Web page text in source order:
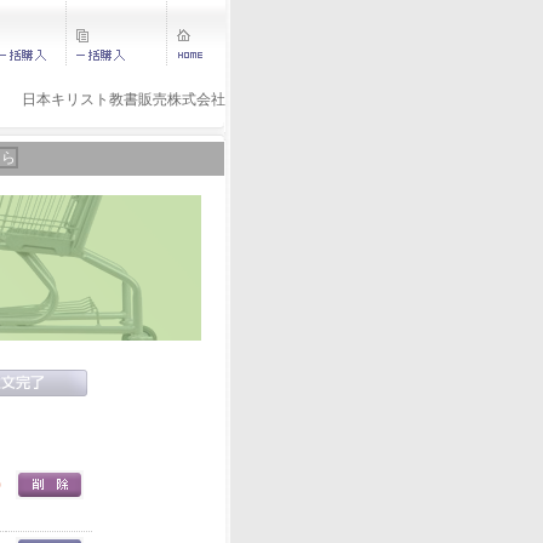
キリスト教書販売株式会社